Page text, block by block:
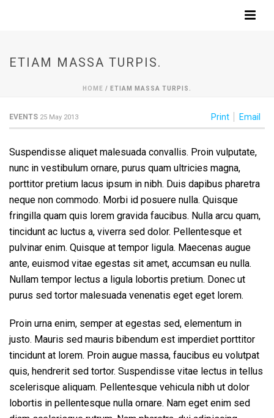
ETIAM MASSA TURPIS.
HOME / ETIAM MASSA TURPIS.
Print Email
EVENTS 25 May 2013
Suspendisse aliquet malesuada convallis. Proin vulputate,
nunc in vestibulum ornare, purus quam ultricies magna,
porttitor pretium lacus ipsum in nibh. Duis dapibus pharetra
neque non commodo. Morbi id posuere nulla. Quisque
fringilla quam quis lorem gravida faucibus. Nulla arcu quam,
tincidunt ac luctus a, viverra sed dolor. Pellentesque et
pulvinar enim. Quisque at tempor ligula. Maecenas augue
ante, euismod vitae egestas sit amet, accumsan eu nulla.
Nullam tempor lectus a ligula lobortis pretium. Donec ut
purus sed tortor malesuada venenatis eget eget lorem.
Proin urna enim, semper at egestas sed, elementum in
justo. Mauris sed mauris bibendum est imperdiet porttitor
tincidunt at lorem. Proin augue massa, faucibus eu volutpat
quis, hendrerit sed tortor. Suspendisse vitae lectus in tellus
scelerisque aliquam. Pellentesque vehicula nibh ut dolor
lobortis in pellentesque nulla ornare. Nam eget enim sed